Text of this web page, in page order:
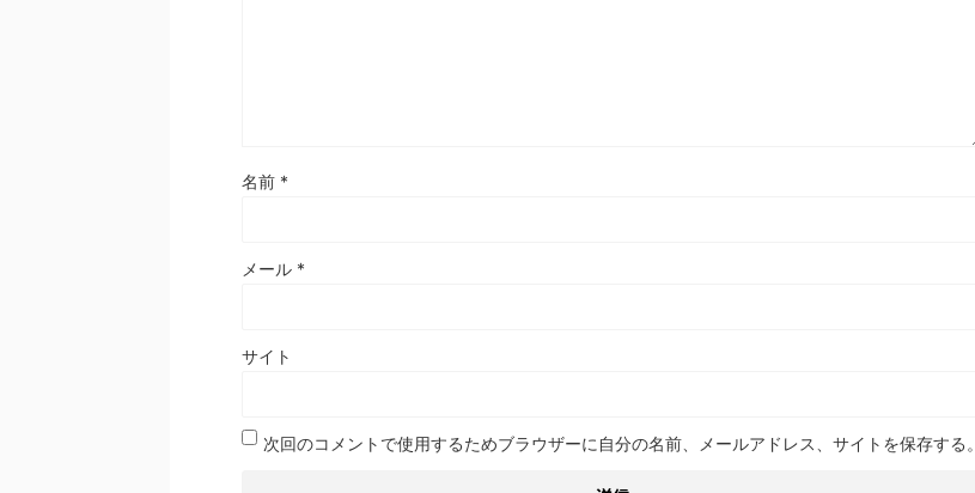
名前 *
メール *
サイト
次回のコメントで使用するためブラウザーに自分の名前、メールアドレス、サイトを保存する。